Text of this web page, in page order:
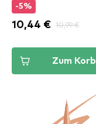
-5%
10,44 € 10,99 €
Zum Korb